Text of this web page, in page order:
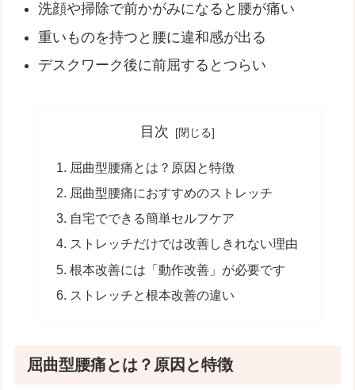
洗顔や掃除で前かがみになると腰が痛い
重いものを持つと腰に違和感が出る
デスクワーク後に前屈するとつらい
目次
屈曲型腰痛とは？原因と特徴
屈曲型腰痛におすすめのストレッチ
自宅でできる簡単セルフケア
ストレッチだけでは改善しきれない理由
根本改善には「動作改善」が必要です
ストレッチと根本改善の違い
屈曲型腰痛とは？原因と特徴